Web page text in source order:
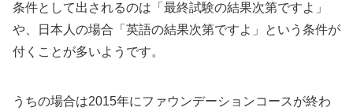
条件として出されるのは「最終試験の結果次第ですよ」
や、日本人の場合「英語の結果次第ですよ」という条件が
付くことが多いようです。
うちの場合は2015年にファウンデーションコースが終わ